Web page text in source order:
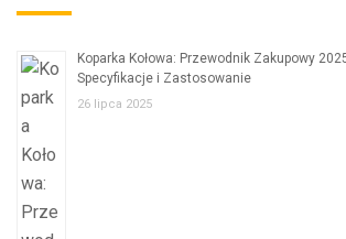
Koparka Kołowa: Przewodnik Zakupowy
Specyfikacje i Zastosowanie
26 lipca 2025